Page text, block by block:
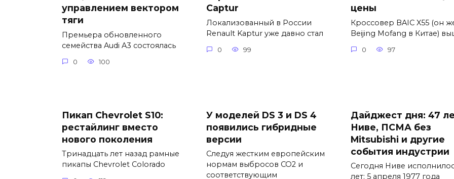
управлением вектором
тяги
Премьера обновленного
семейства Audi A3 состоялась
0 100
Captur
Локализованный в России
Renault Kaptur уже давно стал
0 99
цены
Кроссовер BAIC X55 (он
Beijing Mofang в Китае)
0 97
Пикап Chevrolet S10:
рестайлинг вместо
нового поколения
Тринадцать лет назад рамные
пикапы Chevrolet Colorado
У моделей DS 3 и DS 4
появились гибридные
версии
Следуя жестким европейским
нормам выбросов CO2 и
соответствующим
Дайджест дня: 47
Ниве, ПСМА без
Mitsubishi и другие
события индустрии
Сегодня Ниве
лет: 5 апреля 1977 года